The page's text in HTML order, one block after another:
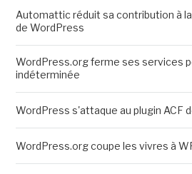
Automattic réduit sa contribution à
de WordPress
WordPress.org ferme ses services
indéterminée
WordPress s'attaque au plugin ACF
WordPress.org coupe les vivres à